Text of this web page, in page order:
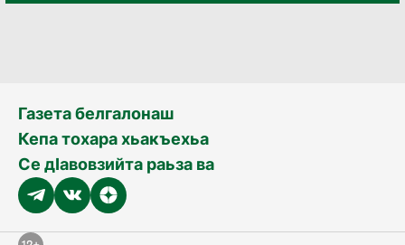
Газета белгалонаш
Кепа тохара хьакъехьа
Се дӀавовзийта раьза ва